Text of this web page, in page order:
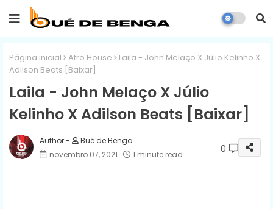
Página inicial Afro House
Laila - John Melaço X Júlio Kelinho X
Adilson Beats [Baixar]
Laila - John Melaço X Júlio
Kelinho X Adilson Beats [Baixar]
Bué de Benga
novembro 07, 2021
1 minute read 0